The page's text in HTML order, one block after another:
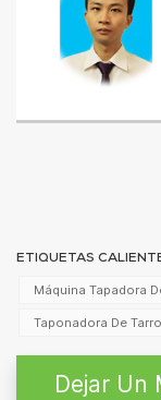
ETIQUETAS
Máquina Tapadora
Taponadora De
Dejar Un